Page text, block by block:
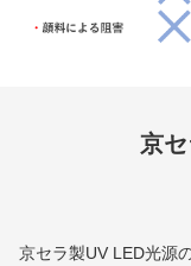
京
京セラ製UV LED光源